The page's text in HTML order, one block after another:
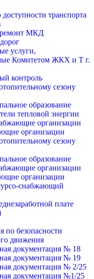
транспорта
МКД
услуги,
Комитетом ЖКХ и Т г.
контроль
сезону
образование
тепловой энергии
организации
организации
сезону
образование
организации
организации
снабжающий
плате
по безопасности
движения
документация № 18
документация № 19
документация № 2/25
документация №1/25